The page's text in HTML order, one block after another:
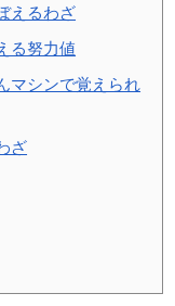
えるわざ
る努力値
マシンで覚えられ
ざ